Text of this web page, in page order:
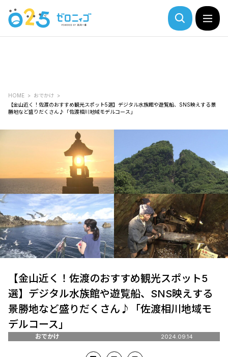
HOME
おでかけ
【金山近く！佐渡のおすすめ観光スポット5選】デジタル水族館や遊覧船、SNS映えする景
勝地など盛りだくさん♪「佐渡相川地域モデルコース」
【金山近く！佐渡のおすすめ観光スポット5
選】デジタル水族館や遊覧船、SNS映えする
景勝地など盛りだくさん♪「佐渡相川地域モ
デルコース」
おでかけ 2024.09.14